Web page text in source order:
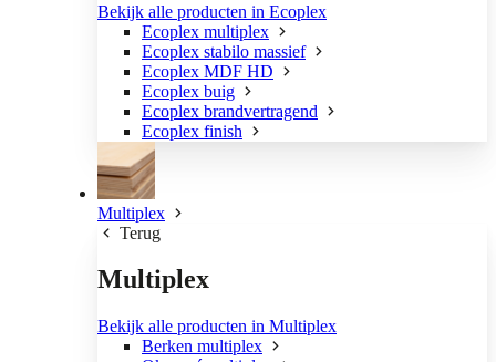
Bekijk alle producten in Ecoplex
Ecoplex multiplex
Ecoplex stabilo massief
Ecoplex MDF HD
Ecoplex buig
Ecoplex brandvertragend
Ecoplex finish
Multiplex
Terug
Multiplex
Bekijk alle producten in Multiplex
Berken multiplex